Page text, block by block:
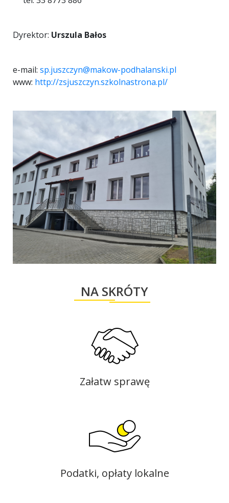
Dyrektor: Urszula Bałos
e-mail: sp.juszczyn@makow-podhalanski.pl
www: http://zsjuszczyn.szkolnastrona.pl/
NA SKRÓTY
Załatw sprawę
Podatki, opłaty lokalne